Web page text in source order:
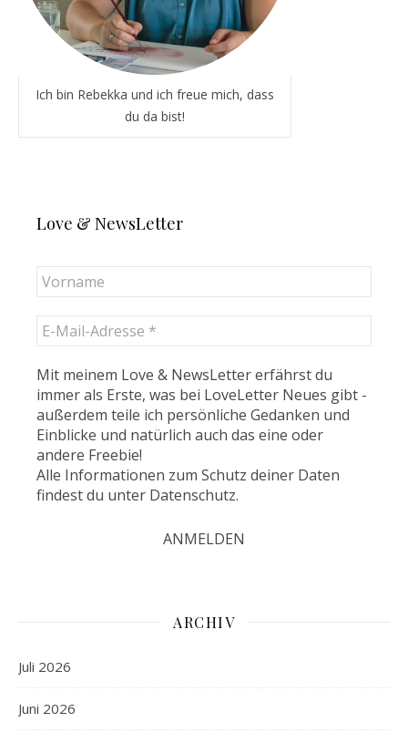
Ich bin Rebekka und ich freue mich, dass
du da bist!
Love & NewsLetter
Mit meinem Love & NewsLetter erfährst du
immer als Erste, was bei LoveLetter Neues gibt -
außerdem teile ich persönliche Gedanken und
Einblicke und natürlich auch das eine oder
andere Freebie!
Alle Informationen zum Schutz deiner Daten
findest du unter Datenschutz.
ARCHIV
Juli 2026
Juni 2026